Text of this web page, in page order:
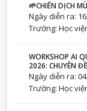
🌱CHIẾN DỊCH
Ngày diễn ra:
Trường: Học
WORKSHOP AI
2026: CHUYÊN
Ngày diễn ra:
Trường: Học